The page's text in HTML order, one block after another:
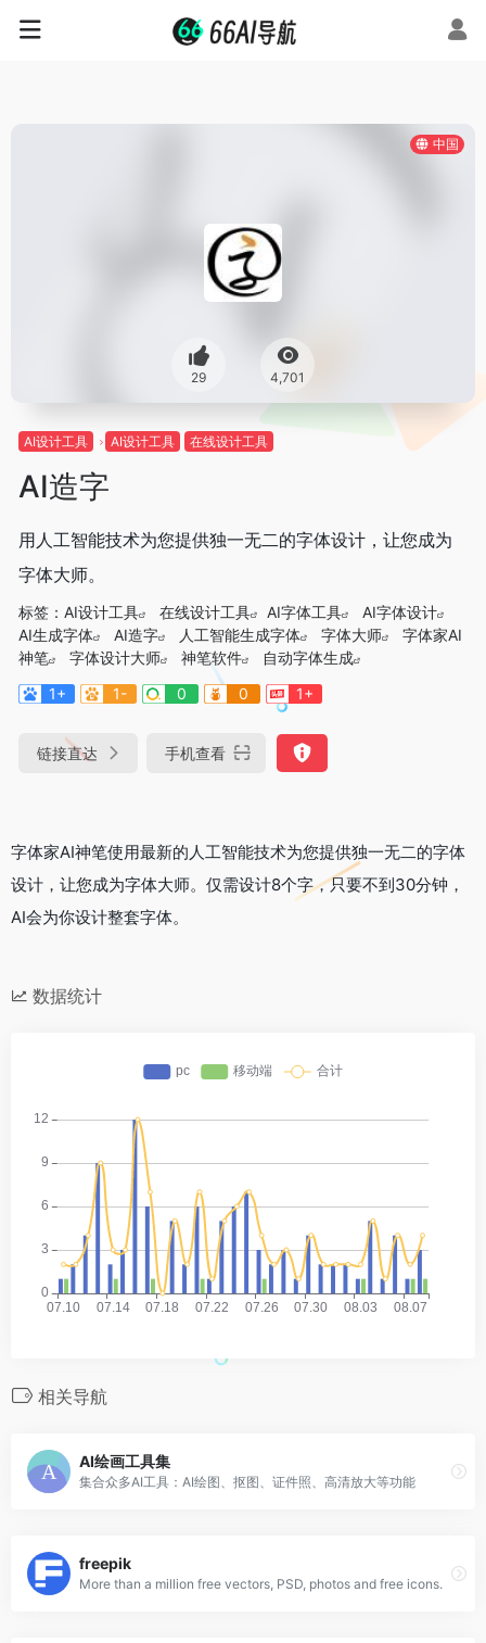
中国
29 4,701
AI设计工具 AI设计工具 在线设计工具
AI造字
用人工智能技术为您提供独一无二的字体设计，让您成为
字体大师。
标签： AI设计工具 在线设计工具 AI字体工具
AI字体设计
AI生成字体
AI造字 人工智能生成字体 字体大师
字体家AI
神笔
字体设计大师 神笔软件
自动字体生成
1+
1- 0 0 1+
链接直达 手机查看
字体家AI神笔使用最新的人工智能技术为您提供独一无二的字体
设计，让您成为字体大师。仅需设计8个字，只要不到30分钟，
AI会为你设计整套字体。
数据统计
相关导航
AI绘画工具集
集合众多AI工具：AI绘图、抠图、证件照、高清放大等功能
freepik
More than a million free vectors, PSD, photos and free icons.